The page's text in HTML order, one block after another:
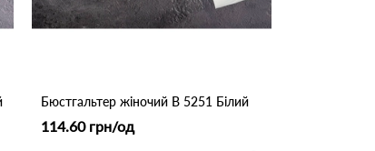
Бюстгальтер жіночий B 5251 Білий
114.60 грн/од